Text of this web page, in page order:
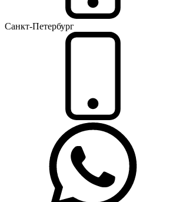
Санкт-Петербург